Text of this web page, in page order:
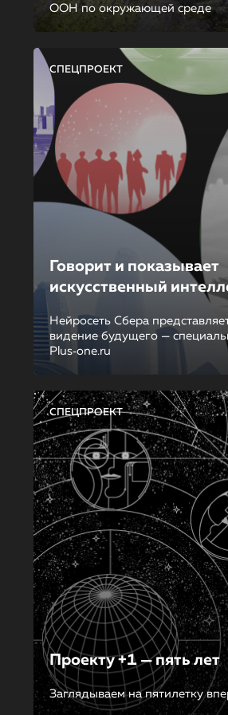
ООН по окружающей среде
СПЕЦПРОЕКТ
Говорит и показывает
искусственный
Нейросеть Сбера
видение будущего —
Plus‑one.ru
СПЕЦПРОЕКТ
Проекту +1 — пять лет
Заглядываем на пятилетку